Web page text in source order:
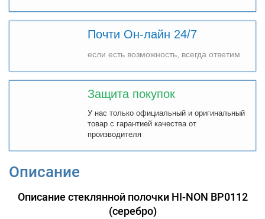
Почти Он-лайн 24/7
если есть возможность, всегда ответим
Защита покупок
У нас только официальный и оригинальный
товар с гарантией качества от
производителя
Описание
Описание стеклянной полочки HI-NON ВР0112
(серебро)